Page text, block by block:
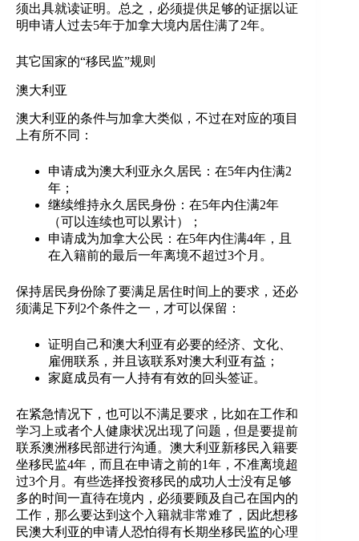
须出具就读证明。总之，必须提供足够的证据以证
明申请人过去5年于加拿大境内居住满了2年。
其它国家的“移民监”规则
澳大利亚
澳大利亚的条件与加拿大类似，不过在对应的项目
上有所不同：
申请成为澳大利亚永久居民：在5年内住满2
年；
继续维持永久居民身份：在5年内住满2年
（可以连续也可以累计）；
申请成为加拿大公民：在5年内住满4年，且
在入籍前的最后一年离境不超过3个月。
保持居民身份除了要满足居住时间上的要求，还必
须满足下列2个条件之一，才可以保留：
证明自己和澳大利亚有必要的经济、文化、
雇佣联系，并且该联系对澳大利亚有益；
家庭成员有一人持有有效的回头签证。
在紧急情况下，也可以不满足要求，比如在工作和
学习上或者个人健康状况出现了问题，但是要提前
联系澳洲移民部进行沟通。澳大利亚新移民入籍要
坐移民监4年，而且在申请之前的1年，不准离境超
过3个月。有些选择投资移民的成功人士没有足够
多的时间一直待在境内，必须要顾及自己在国内的
工作，那么要达到这个入籍就非常难了，因此想移
民澳大利亚的申请人恐怕得有长期坐移民监的心理